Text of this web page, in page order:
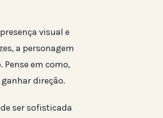
visual e
a personagem
em como,
direção.
ser sofisticada